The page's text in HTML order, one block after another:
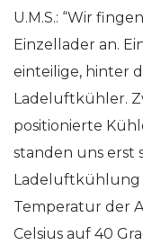
U.M.S.: “Wir
Einzellader an.
einteilige, hinter
Ladeluftkühler.
positionierte
standen uns erst
Ladeluftkühlung
Temperatur der
Celsius auf 40